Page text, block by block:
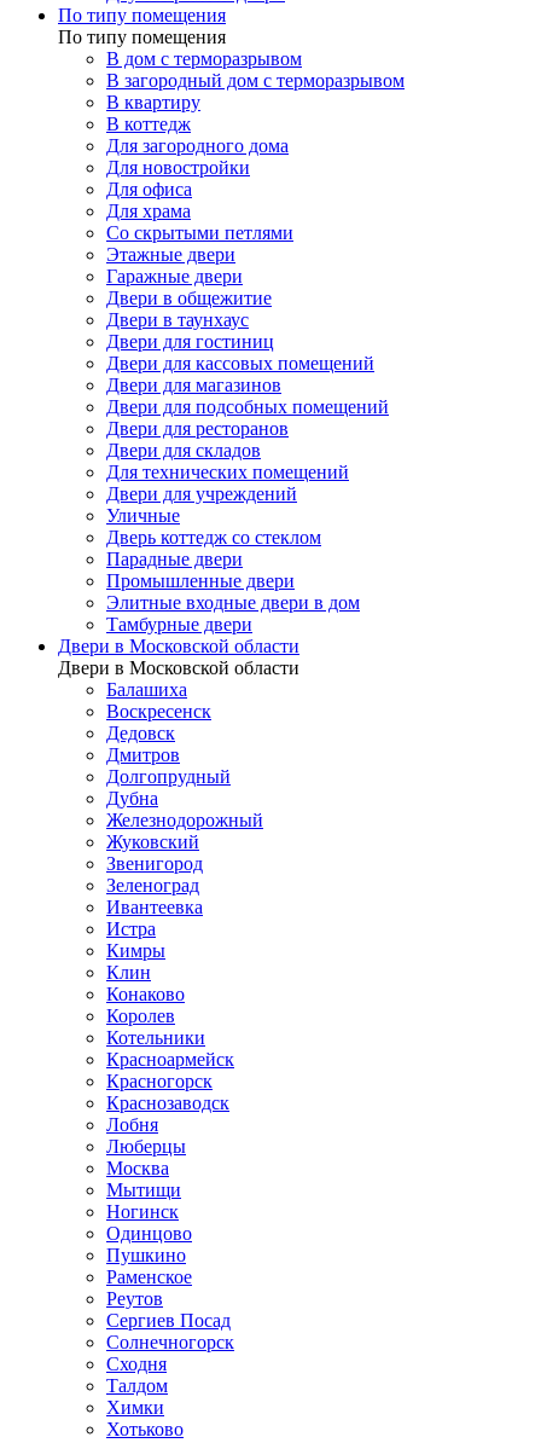
По типу помещения
По типу помещения
В дом с терморазрывом
В загородный дом с терморазрывом
В квартиру
В коттедж
Для загородного дома
Для новостройки
Для офиса
Для храма
Со скрытыми петлями
Этажные двери
Гаражные двери
Двери в общежитие
Двери в таунхаус
Двери для гостиниц
Двери для кассовых помещений
Двери для магазинов
Двери для подсобных помещений
Двери для ресторанов
Двери для складов
Для технических помещений
Двери для учреждений
Уличные
Дверь коттедж со стеклом
Парадные двери
Промышленные двери
Элитные входные двери в дом
Тамбурные двери
Двери в Московской области
Двери в Московской области
Балашиха
Воскресенск
Дедовск
Дмитров
Долгопрудный
Дубна
Железнодорожный
Жуковский
Звенигород
Зеленоград
Ивантеевка
Истра
Кимры
Клин
Конаково
Королев
Котельники
Красноармейск
Красногорск
Краснозаводск
Лобня
Люберцы
Москва
Мытищи
Ногинск
Одинцово
Пушкино
Раменское
Реутов
Сергиев Посад
Солнечногорск
Сходня
Талдом
Химки
Хотьково